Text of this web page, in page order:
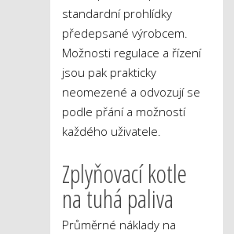
standardní prohlídky
předepsané výrobcem.
Možnosti regulace a řízení
jsou pak prakticky
neomezené a odvozují se
podle přání a možností
každého uživatele.
Zplyňovací kotle
na tuhá paliva
Průměrné náklady na